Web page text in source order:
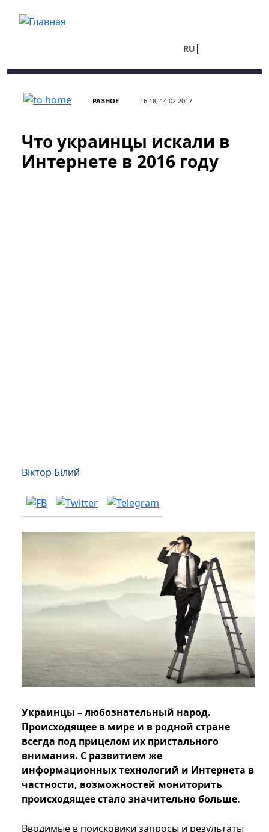
RU
РАЗНОЕ 16:18, 14.02.2017
Что украинцы искали в
Интернете в 2016 году
Віктор Білий
Украинцы – любознательный народ.
Происходящее в мире и в родной стране
всегда под прицелом их пристального
внимания. С развитием же
информационных технологий и Интернета в
частности, возможностей мониторить
происходящее стало значительно больше.
Вводимые в поисковики запросы и результаты